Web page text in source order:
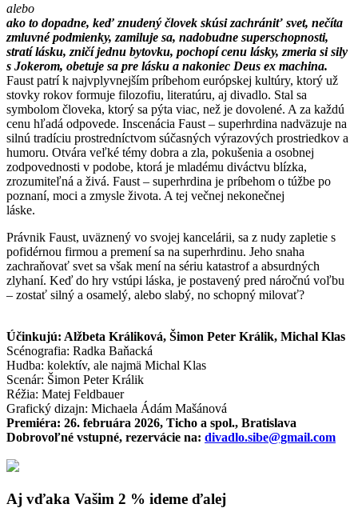
alebo
ako to dopadne, keď znudený človek skúsi zachrániť svet, nečíta
zmluvné podmienky, zamiluje sa, nadobudne superschopnosti,
stratí lásku, zničí jednu bytovku, pochopí cenu lásky, zmeria si sily
s Jokerom, obetuje sa pre lásku a nakoniec Deus ex machina.
Faust patrí k najvplyvnejším príbehom európskej kultúry, ktorý už
stovky rokov formuje filozofiu, literatúru, aj divadlo. Stal sa
symbolom človeka, ktorý sa pýta viac, než je dovolené. A za každú
cenu hľadá odpovede. Inscenácia Faust – superhrdina nadväzuje na
silnú tradíciu prostredníctvom súčasných výrazových prostriedkov a
humoru. Otvára veľké témy dobra a zla, pokušenia a osobnej
zodpovednosti v podobe, ktorá je mladému diváctvu blízka,
zrozumiteľná a živá. Faust – superhrdina je príbehom o túžbe po
poznaní, moci a zmysle života. A tej večnej nekonečnej
láske.
Právnik Faust, uväznený vo svojej kancelárii, sa z nudy zapletie s
pofidérnou firmou a premení sa na superhrdinu. Jeho snaha
zachraňovať svet sa však mení na sériu katastrof a absurdných
zlyhaní. Keď do hry vstúpi láska, je postavený pred náročnú voľbu
– zostať silný a osamelý, alebo slabý, no schopný milovať?
Účinkujú: Alžbeta Králiková, Šimon Peter Králik, Michal Klas
Scénografia: Radka Baňacká
Hudba: kolektív, ale najmä Michal Klas
Scenár: Šimon Peter Králik
Réžia: Matej Feldbauer
Grafický dizajn: Michaela Ádám Mašánová
Premiéra: 26. februára 2026, Ticho a spol., Bratislava
Dobrovoľné vstupné, rezervácie na: divadlo.sibe@gmail.com
Aj vďaka Vašim 2 % ideme ďalej